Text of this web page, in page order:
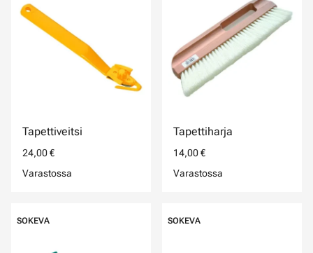
Tapettiveitsi
24,00 €
Varastossa
Tapettiharja
14,00 €
Varastossa
SOKEVA SOKEVA